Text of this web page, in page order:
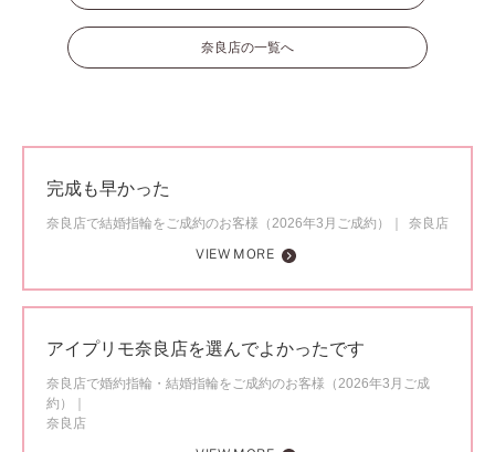
奈良店の一覧へ
完成も早かった
奈良店で結婚指輪をご成約のお客様（2026年3月ご成約）
奈良店
VIEW MORE
アイプリモ奈良店を選んでよかったです
奈良店で婚約指輪・結婚指輪をご成約のお客様（2026年3月ご成
約）
奈良店